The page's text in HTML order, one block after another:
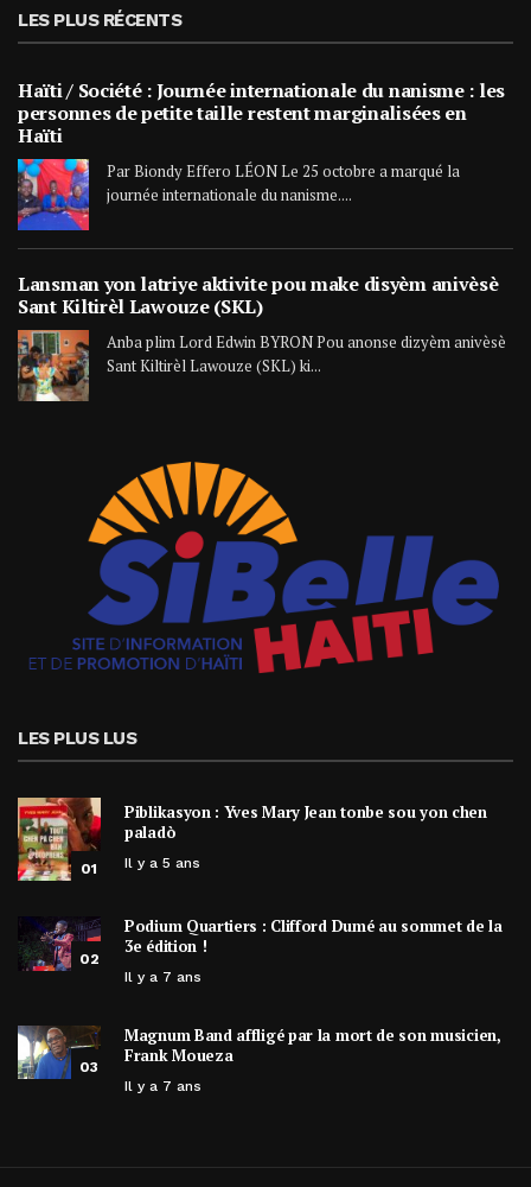
LES PLUS RÉCENTS
Haïti / Société : Journée internationale du nanisme : les
personnes de petite taille restent marginalisées en
Haïti
Par Biondy Effero LÉON Le 25 octobre a marqué la
journée internationale du nanisme....
Lansman yon latriye aktivite pou make disyèm anivèsè
Sant Kiltirèl Lawouze (SKL)
Anba plim Lord Edwin BYRON Pou anonse dizyèm anivèsè
Sant Kiltirèl Lawouze (SKL) ki...
LES PLUS LUS
01
Piblikasyon : Yves Mary Jean tonbe sou yon chen
paladò
Il y a 5 ans
02
Podium Quartiers : Clifford Dumé au sommet de la
3e édition !
Il y a 7 ans
03
Magnum Band affligé par la mort de son musicien,
Frank Moueza
Il y a 7 ans